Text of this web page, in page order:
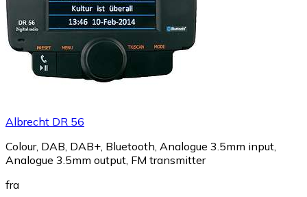
Albrecht DR 56
Colour, DAB, DAB+, Bluetooth, Analogue 3.5mm input,
Analogue 3.5mm output, FM transmitter
fra